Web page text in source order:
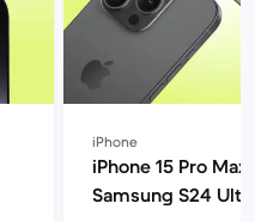
iPhone
iPhone 15 Pro Max
Samsung S24